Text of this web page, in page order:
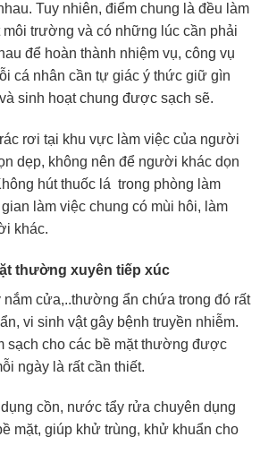
Tuy nhiên, điểm chung là đều làm
môi trường và có những lúc cần phải
để hoàn thành nhiệm vụ, công vụ
cá nhân cần tự giác ý thức giữ gìn
sinh hoạt chung được sạch sẽ.
rơi tại khu vực làm việc của người
dẹp, không nên để người khác dọn
hút thuốc lá trong phòng làm
làm việc chung có mùi hôi, làm
khác.
thường xuyên tiếp xúc
nắm cửa,..thường ẩn chứa trong đó rất
vi sinh vật gây bệnh truyền nhiễm.
sạch cho các bề mặt thường được
ngày là rất cần thiết.
cồn, nước tẩy rửa chuyên dụng
mặt, giúp khử trùng, khử khuẩn cho